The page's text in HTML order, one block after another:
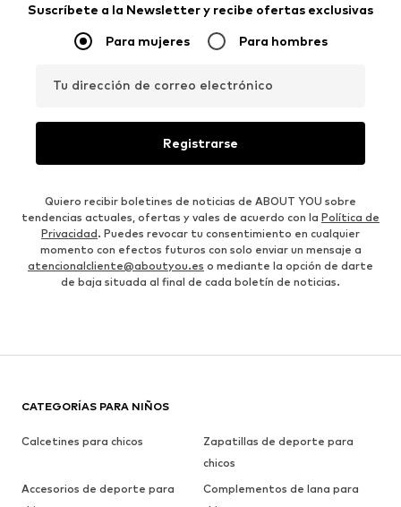
Suscríbete a la Newsletter y recibe ofertas exclusivas
Para mujeres Para hombres
Tu dirección de correo electrónico
Registrarse
Quiero recibir boletines de noticias de ABOUT YOU sobre
tendencias actuales, ofertas y vales de acuerdo con la Política de
Privacidad. Puedes revocar tu consentimiento en cualquier
momento con efectos futuros con solo enviar un mensaje a
atencionalcliente@aboutyou.es o mediante la opción de darte
de baja situada al final de cada boletín de noticias.
CATEGORÍAS PARA NIÑOS
Calcetines para chicos
Zapatillas de deporte para
chicos
Accesorios de deporte para
Complementos de lana para